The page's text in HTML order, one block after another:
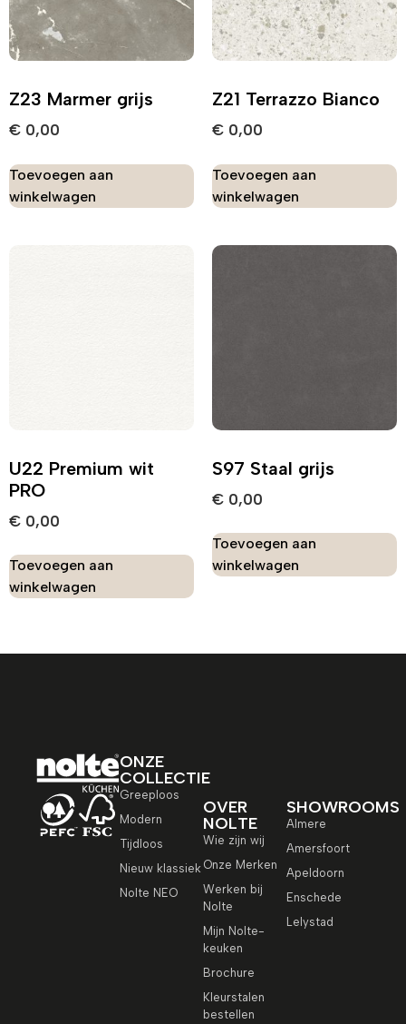
Z23 Marmer grijs
€ 0,00
Toevoegen aan
winkelwagen
Z21 Terrazzo Bianco
€ 0,00
Toevoegen aan
winkelwagen
U22 Premium wit
PRO
€ 0,00
Toevoegen aan
winkelwagen
S97 Staal grijs
€ 0,00
Toevoegen aan
winkelwagen
ONZE
COLLECTIE
Greeploos
Modern
Tijdloos
Nieuw klassiek
Nolte NEO
OVER
NOLTE
Wie zijn wij
Onze Merken
Werken bij
Nolte
Mijn Nolte-
keuken
Brochure
Kleurstalen
bestellen
SHOWROOMS
Almere
Amersfoort
Apeldoorn
Enschede
Lelystad